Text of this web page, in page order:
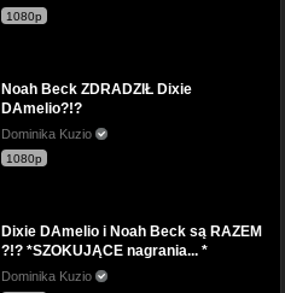
1080p
Noah Beck ZDRADZIŁ Dixie
DAmelio?!?
Dominika Kuzio
1080p
Dixie DAmelio i Noah Beck są RAZEM
?!? *SZOKUJĄCE nagrania... *
Dominika Kuzio